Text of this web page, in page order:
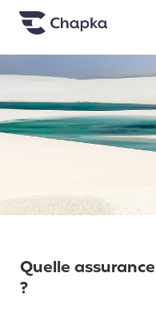
Chapka
Quelle
?